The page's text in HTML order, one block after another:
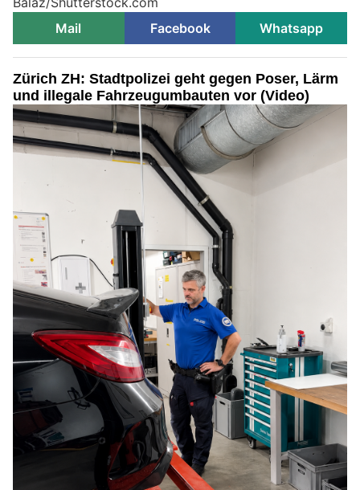
Mail
Facebook Whatsapp
Zürich ZH: Stadtpolizei geht gegen Poser, Lärm
und illegale Fahrzeugumbauten vor (Video)